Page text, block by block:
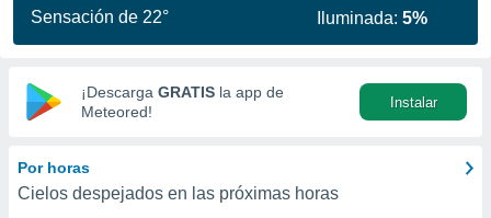
calidad.
a este
las
y
digital
basada
Sensación de 22°
Iluminada:5%
¡Descarga GRATIS la app de
Meteored!
Instalar
Por horas
Cielos despejados en las próximas horas